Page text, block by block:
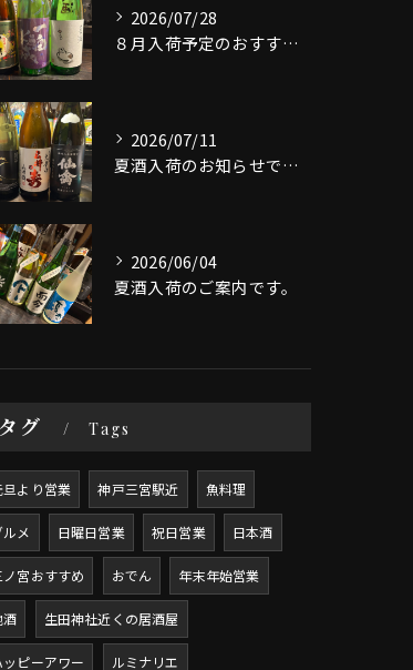
2026/07/28
８月入荷予定のおすすめ日本酒3選です。
2026/07/11
夏酒入荷のお知らせです。
2026/06/04
夏酒入荷のご案内です。
タグ Tags
旦より営業 神戸三宮駅近 魚料理
ルメ 日曜日営業 祝日営業 日本酒
ノ宮おすすめ おでん 年末年始営業
酒 生田神社近くの居酒屋
ッピーアワー ルミナリエ